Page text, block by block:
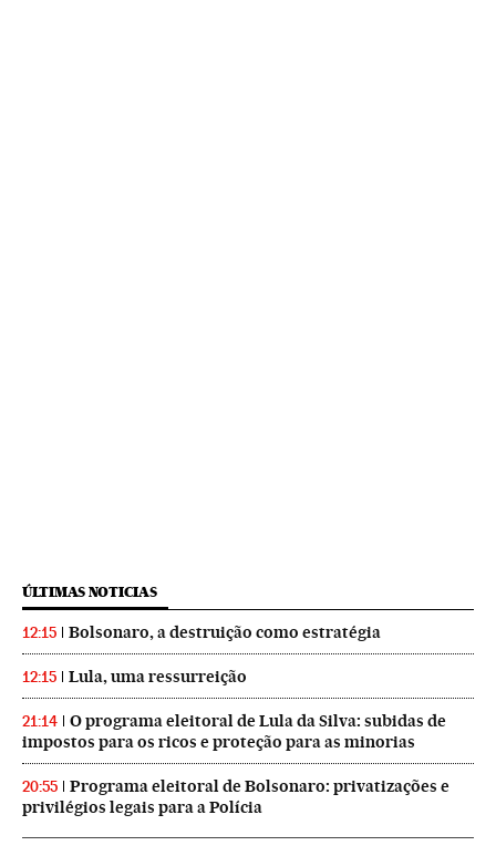
ÚLTIMAS NOTICIAS
12:15 Bolsonaro, a destruição como estratégia
12:15 Lula, uma ressurreição
21:14
O programa eleitoral de Lula da Silva: subidas de
impostos para os ricos e proteção para as minorias
20:55
Programa eleitoral de Bolsonaro: privatizações e
privilégios legais para a Polícia